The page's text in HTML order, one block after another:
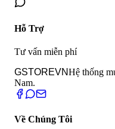
Hỗ Trợ
Tư vấn miễn phí
GSTOREVNHệ thống
Nam.
Về Chúng Tôi